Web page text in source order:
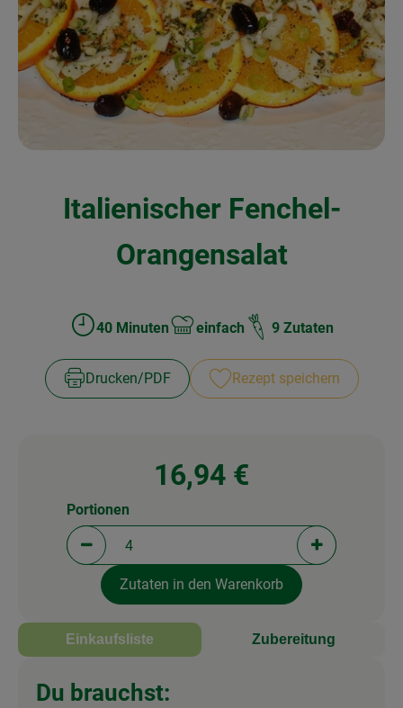
Kochen & Backen
Naturkost
Drogerie
Veranstaltungen
Italienischer Fenchel-
Orangensalat
Zubreitungszeit:
40 Minuten
Schwierigkeit:
einfach 9 Zutaten
Drucken​/​PDF Rezept speichern
16,94 €
Portionen verringern (aktuell 4 Portionen
Portionen
Portionen
Zutaten in den Warenkorb
Einkaufsliste Zubereitung
Du brauchst: